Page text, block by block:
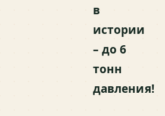
в
истории
– до 6
тонн
давления!